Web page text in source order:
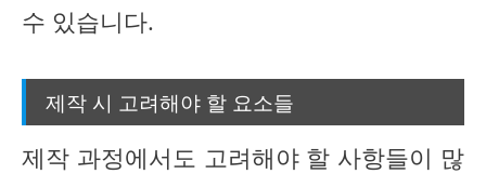
수 있습니다.
제작 시 고려해야 할 요소들
제작 과정에서도 고려해야 할 사항들이 많